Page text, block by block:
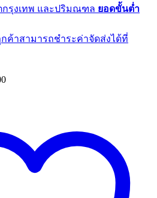
กรุงเทพ และปริมณฑล ยอดขั้นต่ำ
ค้าสามารถชำระค่าจัดส่งได้ที่
Price